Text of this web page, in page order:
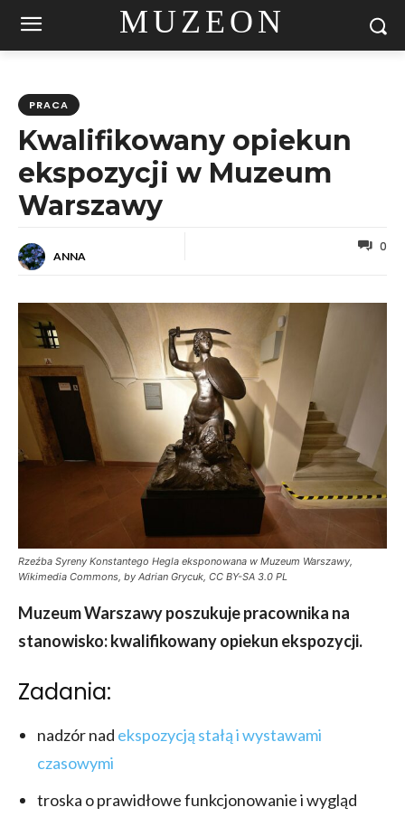
MUZEON
PRACA
Kwalifikowany opiekun
ekspozycji w Muzeum
Warszawy
ANNA
0
Rzeźba Syreny Konstantego Hegla eksponowana w Muzeum Warszawy,
Wikimedia Commons, by Adrian Grycuk, CC BY-SA 3.0 PL
Muzeum Warszawy poszukuje pracownika na
stanowisko: kwalifikowany opiekun ekspozycji.
Zadania:
nadzór nad ekspozycją stałą i wystawami
czasowymi
troska o prawidłowe funkcjonowanie i wygląd